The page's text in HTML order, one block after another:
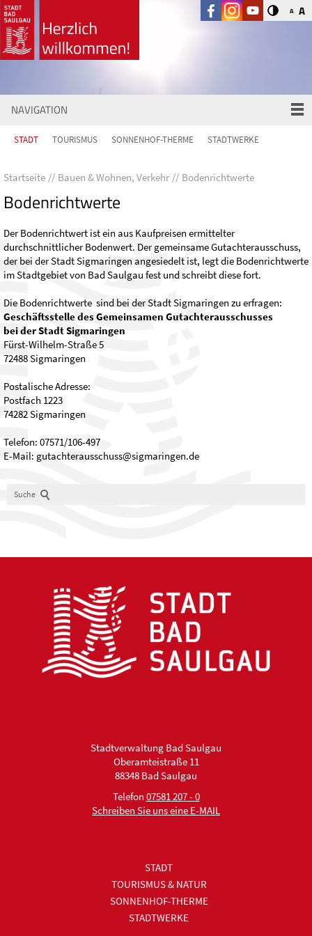
A A
NAVIGATION
STADT TOURISMUS SONNENHOF-THERME STADTWERKE
Startseite Bauen & Wohnen, Verkehr Bodenrichtwerte
Bodenrichtwerte
Der Bodenrichtwert ist ein aus Kaufpreisen ermittelter
durchschnittlicher Bodenwert. Der gemeinsame Gutachterausschuss,
der bei der Stadt Sigmaringen angesiedelt ist, legt die Bodenrichtwerte
im Stadtgebiet von Bad Saulgau fest und schreibt diese fort.
Die Bodenrichtwerte sind bei der Stadt Sigmaringen zu erfragen:
Geschäftsstelle des Gemeinsamen Gutachterausschusses
bei der Stadt Sigmaringen
Fürst-Wilhelm-Straße 5
72488 Sigmaringen
Postalische Adresse:
Postfach 1223
74282 Sigmaringen
Telefon: 07571/106-497
E-Mail: gutachterausschuss@sigmaringen.de
Suche
Stadtverwaltung Bad Saulgau
Oberamteistraße 11
88348 Bad Saulgau
Telefon 07581 207 - 0
Schreiben Sie uns eine E-MAIL
STADT
TOURISMUS & NATUR
SONNENHOF-THERME
STADTWERKE